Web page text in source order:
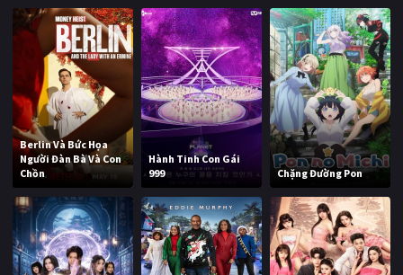
Berlin Và Bức Họa
Người Đàn Bà Và Con
Chồn
Hành Tinh Con Gái
999
Chặng Đường Pon